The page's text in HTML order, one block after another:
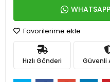
Favorilerime ekle
Hızlı Gönderi Güvenli